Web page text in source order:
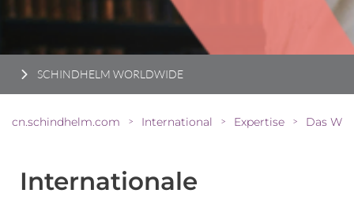
SCHINDHELM WORLDWIDE
cn.schindhelm.com > International > Expertise >
Internationale